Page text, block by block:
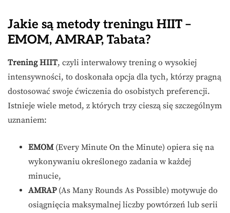
Jakie są metody treningu HIIT –
EMOM, AMRAP, Tabata?
Trening HIIT, czyli interwałowy trening o wysokiej
intensywności, to doskonała opcja dla tych, którzy pragną
dostosować swoje ćwiczenia do osobistych preferencji.
Istnieje wiele metod, z których trzy cieszą się szczególnym
uznaniem:
EMOM(Every Minute On the Minute) opiera się na
wykonywaniu określonego zadania w każdej
minucie,
AMRAP(As Many Rounds As Possible) motywuje do
osiągnięcia maksymalnej liczby powtórzeń lub serii